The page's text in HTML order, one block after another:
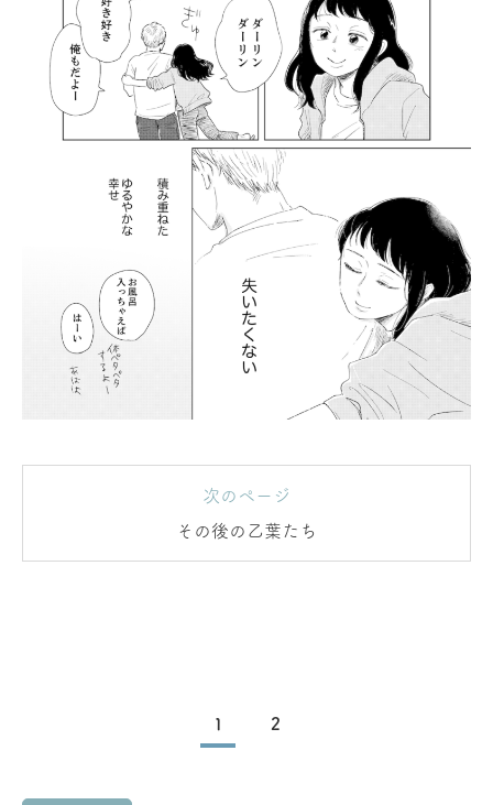
次のページ
その後の乙葉たち
1 2